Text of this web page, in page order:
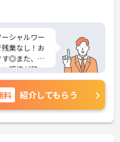
シャルワー
業なし！お
す◎また、退
環境が整っ
トをお伝え
！
料 紹介してもらう